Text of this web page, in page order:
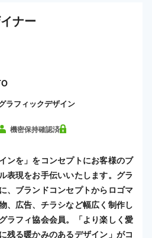
ナー
ラフィックデザイン
機密保持確認済
ンを」をコンセプトにお客様のブ
表現をお手伝いいたします。グラ
、ブランドコンセプトからロゴマ
、広告、チラシなど幅広く制作し
ラフィ協会会員。「より楽しく愛
残る暖かみのあるデザイン」がコ